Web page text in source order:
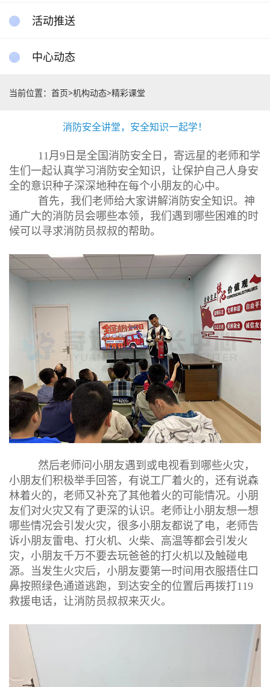
活动推送
中心动态
当前位置： 首页>机构动态>精彩课堂
消防安全讲堂，安全知识一起学！
11月9日是全国消防安全日，寄远星的老师和学
生们一起认真学习消防安全知识，让保护自己人身安
全的意识种子深深地种在每个小朋友的心中。
首先，我们老师给大家讲解消防安全知识。神
通广大的消防员会哪些本领，我们遇到哪些困难的时
候可以寻求消防员叔叔的帮助。
然后老师问小朋友遇到或电视看到哪些火灾，
小朋友们积极举手回答，有说工厂着火的，还有说森
林着火的，老师又补充了其他着火的可能情况。小朋
友们对火灾又有了更深的认识。老师让小朋友想一想
哪些情况会引发火灾，很多小朋友都说了电，老师告
诉小朋友雷电、打火机、火柴、高温等都会引发火
灾，小朋友千万不要去玩爸爸的打火机以及触碰电
源。当发生火灾后，小朋友要第一时间用衣服捂住口
鼻按照绿色通道逃跑，到达安全的位置后再拨打119
救援电话，让消防员叔叔来灭火。